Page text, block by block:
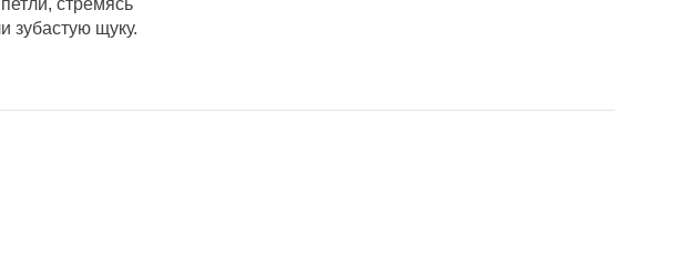
стремясь
зубастую щуку.